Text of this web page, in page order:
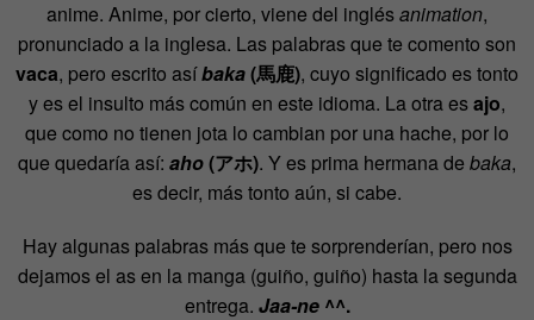
anime. Anime, por cierto, viene del inglésanimation,
pronunciado a la inglesa. Las palabras que te comento son
vaca, pero escrito asíbaka(馬鹿), cuyo significado es tonto
y es el insulto más común en este idioma. La otra esajo,
que como no tienen jota lo cambian por una hache, por lo
que quedaría así: aho(アホ). Y es prima hermana de baka,
es decir, más tonto aún, si cabe.
Hay algunas palabras más que te sorprenderían, pero nos
dejamos el as en la manga (guiño, guiño) hasta la segunda
entrega. Jaa-ne^^.